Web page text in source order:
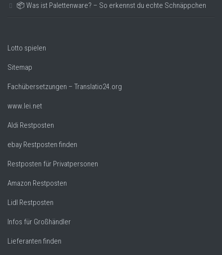
📦 Was ist Palettenware? – So erkennst du echte Schnäppchen
Lotto spielen
Sitemap
Fachübersetzungen – Translatio24.org
www.lei.net
Aldi Restposten
ebay Restposten finden
Restposten für Privatpersonen
Amazon Restposten
Lidl Restposten
Infos für Großhändler
Lieferanten finden